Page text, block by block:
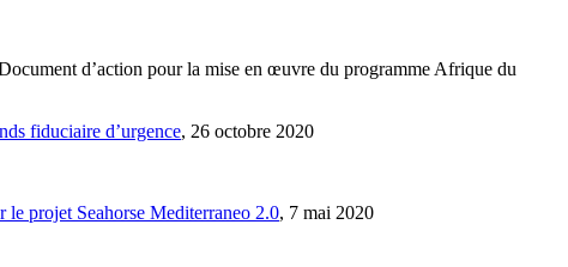
d’action pour la mise en œuvre du programme Afrique du
fiduciaire d’urgence, 26 octobre 2020
le projet Seahorse Mediterraneo 2.0, 7 mai 2020